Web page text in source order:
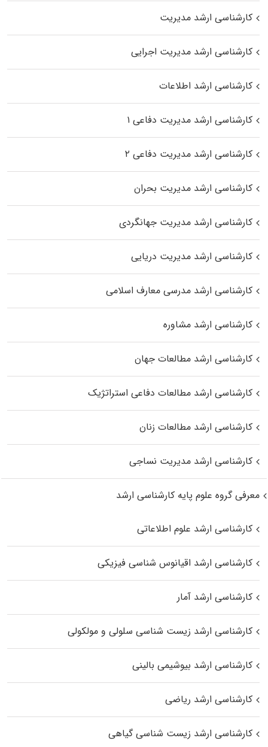
کارشناسی ارشد مدیریت
کارشناسی ارشد مدیریت اجرایی
کارشناسی ارشد اطلاعات
کارشناسی ارشد مدیریت دفاعی ۱
کارشناسی ارشد مدیریت دفاعی ۲
کارشناسی ارشد مدیریت بحران
کارشناسی ارشد مدیریت جهانگردی
کارشناسی ارشد مدیریت دریایی
کارشناسی ارشد مدرسی معارف اسلامی
کارشناسی ارشد مشاوره
کارشناسی ارشد مطالعات جهان
کارشناسی ارشد مطالعات دفاعی استراتژیک
کارشناسی ارشد مطالعات زنان
کارشناسی ارشد مدیریت نساجی
معرفی گروه علوم پایه کارشناسی ارشد
کارشناسی ارشد علوم اطلاعاتی
کارشناسی ارشد اقیانوس‌ شناسی فیزیکی
کارشناسی ارشد آمار
کارشناسی ارشد زیست شناسی سلولی و مولکولی
کارشناسی ارشد بیوشیمی بالینی
کارشناسی ارشد ریاضی
کارشناسی ارشد زیست‌ شناسی گیاهی